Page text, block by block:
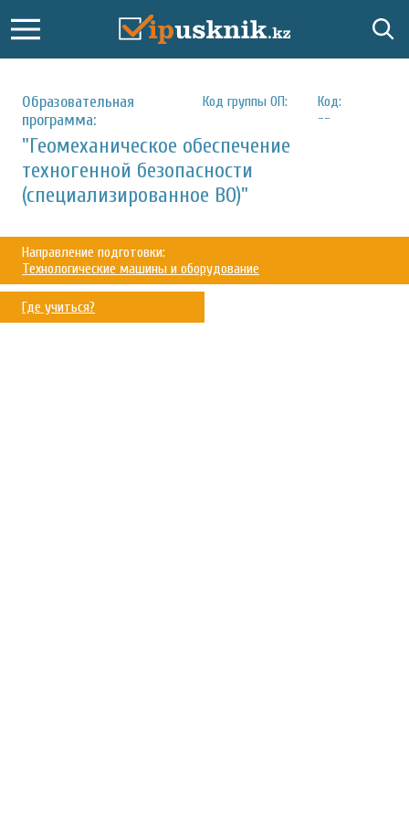
Образовательная
программа:
Код группы ОП:
Код:
--
"Геомеханическое обеспечение
техногенной безопасности
(специализированное ВО)"
Направление подготовки:
Технологические машины и оборудование
Где учиться?